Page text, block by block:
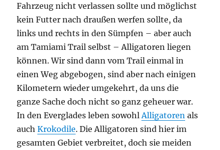
Fahrzeug nicht verlassen sollte und möglichst
kein Futter nach draußen werfen sollte, da
links und rechts in den Sümpfen – aber auch
am Tamiami Trail selbst – Alligatoren liegen
können. Wir sind dann vom Trail einmal in
einen Weg abgebogen, sind aber nach einigen
Kilometern wieder umgekehrt, da uns die
ganze Sache doch nicht so ganz geheuer war.
In den Everglades leben sowohl Alligatoren als
auchKrokodile. Die Alligatoren sind hier im
gesamten Gebiet verbreitet, doch sie meiden